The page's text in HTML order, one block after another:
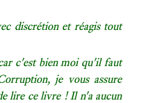
discrétion et réagis tout
c'est bien moi qu'il faut
je vous assure
lire ce livre ! Il n'a aucun